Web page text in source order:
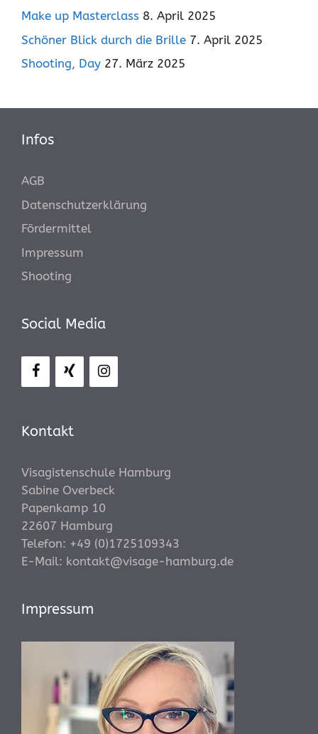
Make up Masterclass 8. April 2025
Schöner Blick durch die Brille 7. April 2025
Shooting, Day 27. März 2025
Infos
AGB
Datenschutzerklärung
Fördermittel
Impressum
Shooting
Social Media
Kontakt
Visagistenschule Hamburg
Sabine Overbeck
Papenkamp 10
22607 Hamburg
Telefon: +49 (0)1725109343
E-Mail: kontakt@visage-hamburg.de
Impressum